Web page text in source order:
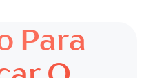
Para